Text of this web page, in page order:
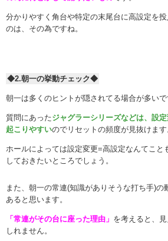
分かりやすく角台や特定の末尾台に高設定を
のは、その為ですね。
◆2.朝一の挙動チェック◆
朝一は多くのヒントが隠されてる場合が多いで
質問にあったジャグラーシリーズなどは、設
起こりやすいのでリセットの頻度が見抜けます
ホールによっては設定変更=高設定なんてこと
しておきたいところでしょう。
また、朝一の常連(知識がありそうな打ち手)の
あると思います。
「常連がその台に座った理由」 を考えると、
しれません。